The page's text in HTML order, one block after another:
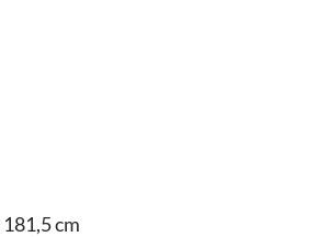
181,5 cm